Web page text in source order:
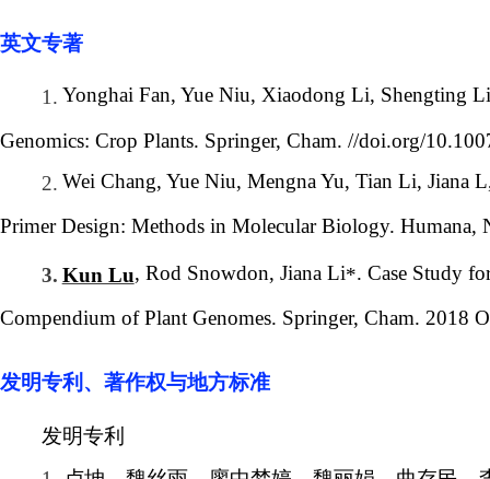
英文专著
1. Yonghai Fan, Yue Niu, Xiaodong Li, Shengting
Genomics: Crop Plants. Springer, Cham. //doi.org/
2. Wei Chang, Yue Niu, Mengna Yu, Tian Li, Jiana
Primer Design: Methods in Molecular Biology.
3. Kun Lu, Rod Snowdon, Jiana Li*. Case Study
Compendium of Plant Genomes. Springer, Cham.
发明专利、著作权与地方标准
发明专利